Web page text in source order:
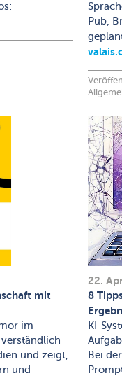
Pub,
mit
im
und zeigt,
und
22.
8
KI-
Bei